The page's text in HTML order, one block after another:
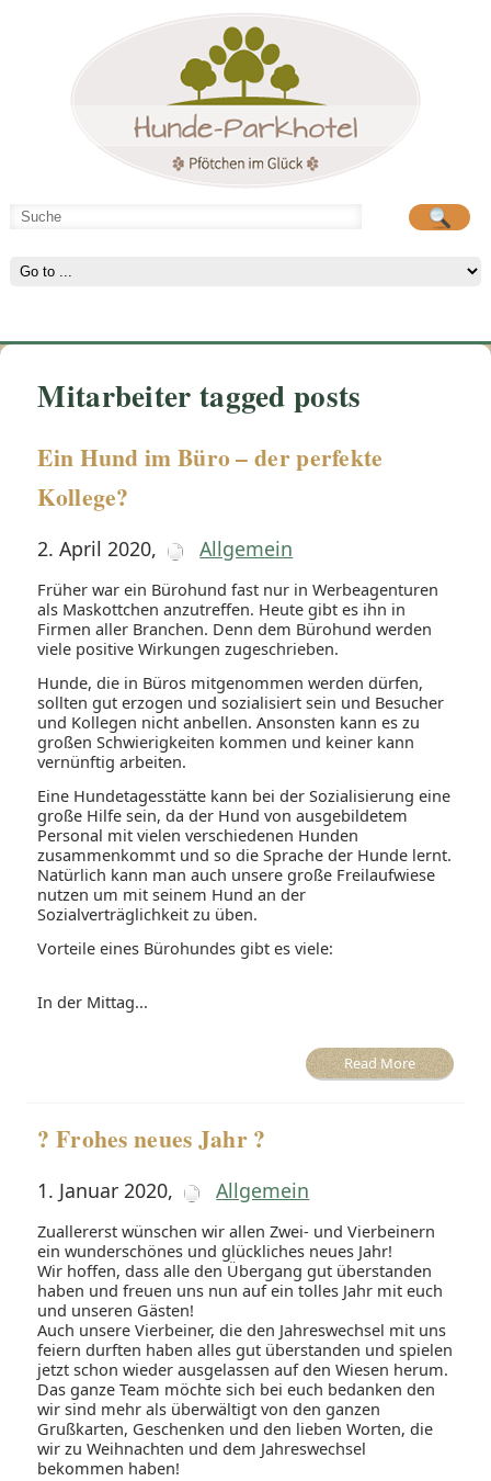
Hunde-Parkhotel
Mitarbeiter tagged posts
Ein Hund im Büro – der perfekte
Kollege?
2. April 2020, Allgemein
Früher war ein Bürohund fast nur in Werbeagenturen
als Maskottchen anzutreffen. Heute gibt es ihn in
Firmen aller Branchen. Denn dem Bürohund werden
viele positive Wirkungen zugeschrieben.
Hunde, die in Büros mitgenommen werden dürfen,
sollten gut erzogen und sozialisiert sein und Besucher
und Kollegen nicht anbellen. Ansonsten kann es zu
großen Schwierigkeiten kommen und keiner kann
vernünftig arbeiten.
Eine Hundetagesstätte kann bei der Sozialisierung eine
große Hilfe sein, da der Hund von ausgebildetem
Personal mit vielen verschiedenen Hunden
zusammenkommt und so die Sprache der Hunde lernt.
Natürlich kann man auch unsere große Freilaufwiese
nutzen um mit seinem Hund an der
Sozialverträglichkeit zu üben.
Vorteile eines Bürohundes gibt es viele:
In der Mittag...
Read More
? Frohes neues Jahr ?
1. Januar 2020, Allgemein
Zuallererst wünschen wir allen Zwei- und Vierbeinern
ein wunderschönes und glückliches neues Jahr!
Wir hoffen, dass alle den Übergang gut überstanden
haben und freuen uns nun auf ein tolles Jahr mit euch
und unseren Gästen!
Auch unsere Vierbeiner, die den Jahreswechsel mit uns
feiern durften haben alles gut überstanden und spielen
jetzt schon wieder ausgelassen auf den Wiesen herum.
Das ganze Team möchte sich bei euch bedanken den
wir sind mehr als überwältigt von den ganzen
Grußkarten, Geschenken und den lieben Worten, die
wir zu Weihnachten und dem Jahreswechsel
bekommen haben!